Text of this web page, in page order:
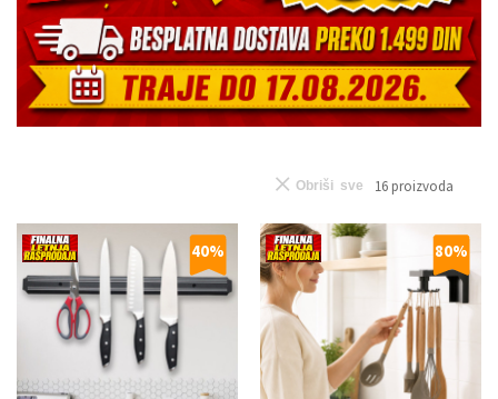
16 proizvoda
Obriši sve
40% 80%